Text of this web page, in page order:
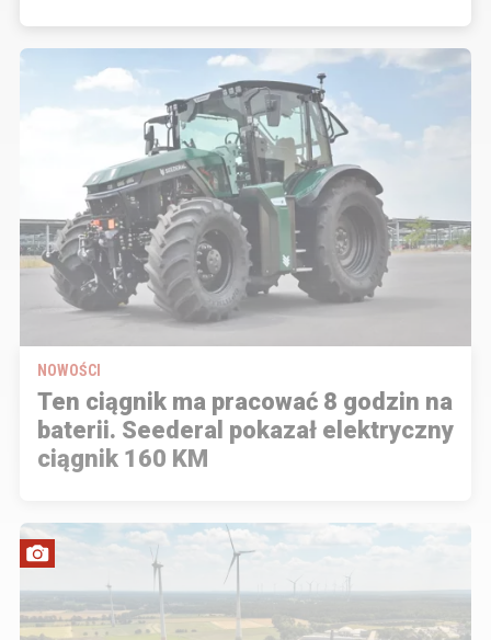
NOWOŚCI
Ten ciągnik ma pracować 8 godzin na
baterii. Seederal pokazał elektryczny
ciągnik 160 KM